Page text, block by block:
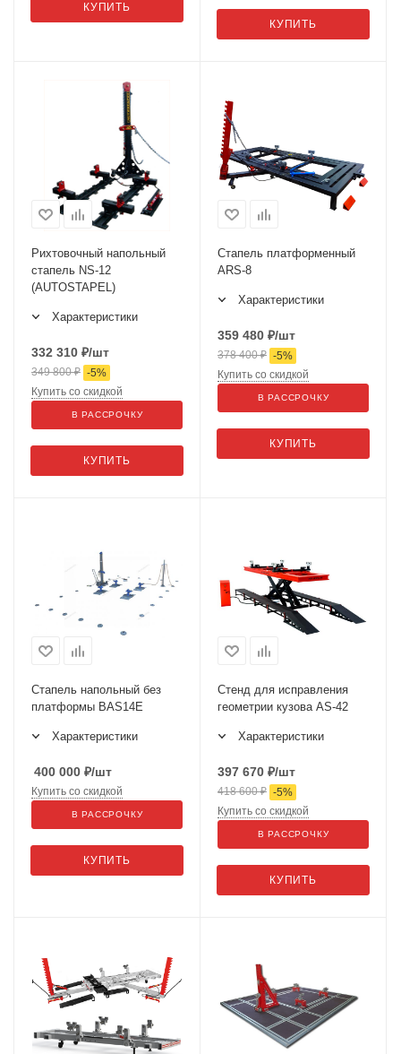
КУПИТЬ
КУПИТЬ
Рихтовочный напольный
стапель NS-12
(AUTOSTAPEL)
Характеристики
332 310 ₽/шт
349 800₽ -5%
КУПИТЬ
Купить со скидкой
В РАССРОЧКУ
Стапель платформенный
ARS-8
Характеристики
359 480 ₽/шт
378 400₽ -5%
КУПИТЬ
Купить со скидкой
В РАССРОЧКУ
Стапель напольный без
платформы BAS14E
Характеристики
400 000 ₽/шт
КУПИТЬ
Купить со скидкой
В РАССРОЧКУ
Стенд для исправления
геометрии кузова AS-42
Характеристики
397 670 ₽/шт
418 600₽ -5%
КУПИТЬ
Купить со скидкой
В РАССРОЧКУ